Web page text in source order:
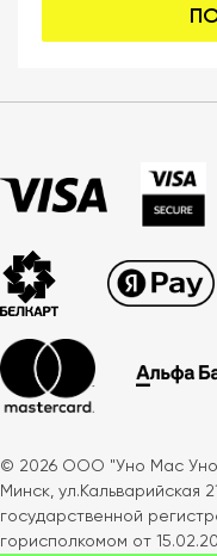
© 2026 ООО "Уно Мас
Минск, ул.Кальварийская
государственной
горисполкомом от